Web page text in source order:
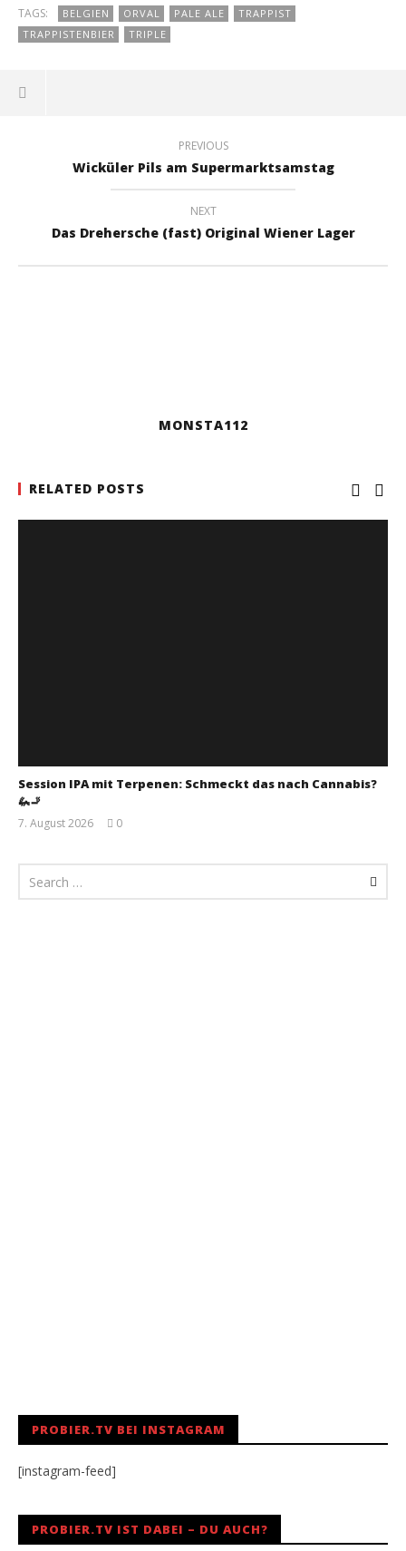
TAGS: BELGIEN ORVAL PALE ALE
TRAPPIST
TRAPPISTENBIER
TRIPLE
PREVIOUS
Wicküler Pils am Supermarktsamstag
NEXT
Das Drehersche (fast) Original Wiener Lager
MONSTA112
RELATED POSTS
Session IPA mit Terpenen: Schmeckt das nach Cannabis?
🦗🚬
7. August 2026
0
PROBIER.TV BEI INSTAGRAM
[instagram-feed]
PROBIER.TV IST DABEI – DU AUCH?